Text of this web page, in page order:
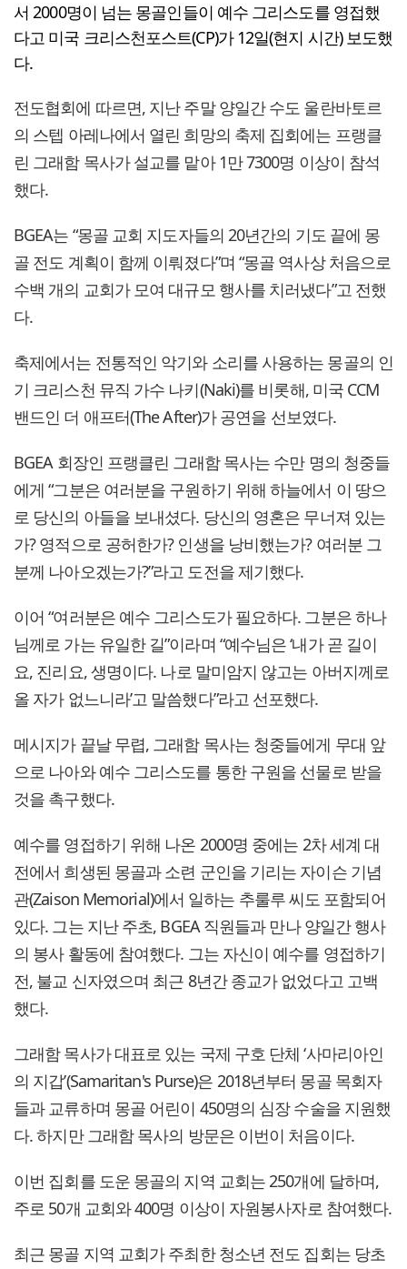
서 2000명이 넘는 몽골인들이 예수 그리스도를 영접했
다고 미국 크리스천포스트(CP)가 12일(현지 시간) 보도했
다.
전도협회에 따르면, 지난 주말 양일간 수도 울란바토르
의 스텝 아레나에서 열린 희망의 축제 집회에는 프랭클
린 그래함 목사가 설교를 맡아 1만 7300명 이상이 참석
했다.
BGEA는 “몽골 교회 지도자들의 20년간의 기도 끝에 몽
골 전도 계획이 함께 이뤄졌다”며 “몽골 역사상 처음으로
수백 개의 교회가 모여 대규모 행사를 치러냈다”고 전했
다.
축제에서는 전통적인 악기와 소리를 사용하는 몽골의 인
기 크리스천 뮤직 가수 나키(Naki)를 비롯해, 미국 CCM
밴드인 더 애프터(The After)가 공연을 선보였다.
BGEA 회장인 프랭클린 그래함 목사는 수만 명의 청중들
에게 “그분은 여러분을 구원하기 위해 하늘에서 이 땅으
로 당신의 아들을 보내셨다. 당신의 영혼은 무너져 있는
가? 영적으로 공허한가? 인생을 낭비했는가? 여러분 그
분께 나아오겠는가?”라고 도전을 제기했다.
이어 “여러분은 예수 그리스도가 필요하다. 그분은 하나
님께로 가는 유일한 길”이라며 “예수님은 ‘내가 곧 길이
요, 진리요, 생명이다. 나로 말미암지 않고는 아버지께로
올 자가 없느니라’고 말씀했다”라고 선포했다.
메시지가 끝날 무렵, 그래함 목사는 청중들에게 무대 앞
으로 나아와 예수 그리스도를 통한 구원을 선물로 받을
것을 촉구했다.
예수를 영접하기 위해 나온 2000명 중에는 2차 세계 대
전에서 희생된 몽골과 소련 군인을 기리는 자이슨 기념
관(Zaison Memorial)에서 일하는 추룰루 씨도 포함되어
있다. 그는 지난 주초, BGEA 직원들과 만나 양일간 행사
의 봉사 활동에 참여했다. 그는 자신이 예수를 영접하기
전, 불교 신자였으며 최근 8년간 종교가 없었다고 고백
했다.
그래함 목사가 대표로 있는 국제 구호 단체 ‘사마리아인
의 지갑’(Samaritan's Purse)은 2018년부터 몽골 목회자
들과 교류하며 몽골 어린이 450명의 심장 수술을 지원했
다. 하지만 그래함 목사의 방문은 이번이 처음이다.
이번 집회를 도운 몽골의 지역 교회는 250개에 달하며,
주로 50개 교회와 400명 이상이 자원봉사자로 참여했다.
최근 몽골 지역 교회가 주최한 청소년 전도 집회는 당초